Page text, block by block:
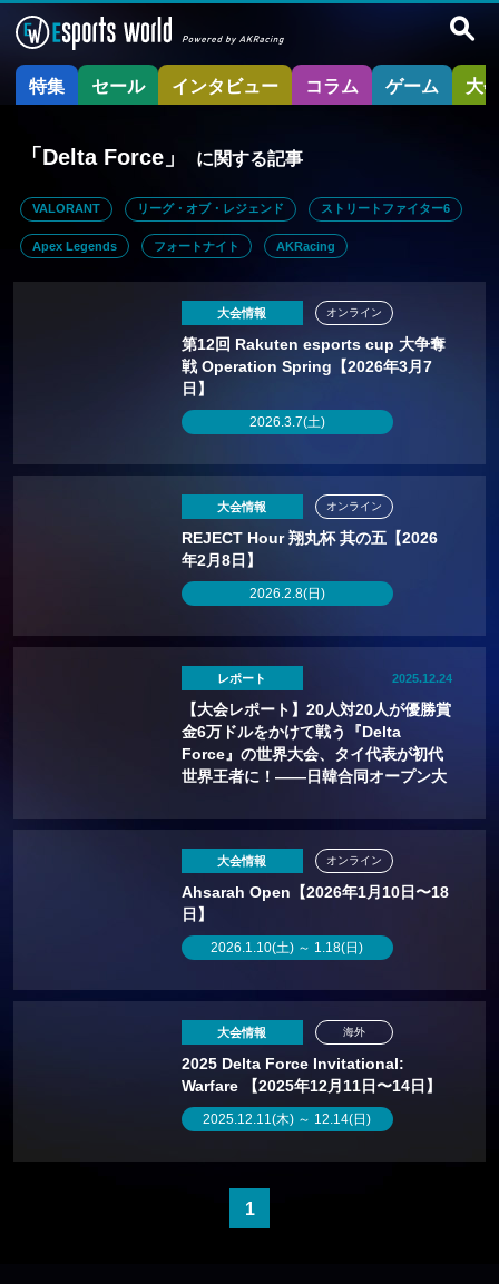
特集 セール インタビュー コラム ゲーム 大
「Delta Force」 に関する記事
VALORANT リーグ・オブ・レジェンド ストリートファイター6
Apex Legends フォートナイト AKRacing
大会情報
第12回 Rakuten esports cup 大争奪
戦 Operation Spring【2026年3月7
日】
2026.3.7(土)
オンライン
大会情報
REJECT Hour 翔丸杯 其の五【2026
年2月8日】
2026.2.8(日)
オンライン
レポート 2025.12.24
【大会レポート】20人対20人が優勝賞
金6万ドルをかけて戦う『Delta
Force』の世界大会、タイ代表が初代
世界王者に！——日韓合同オープン大
大会情報
Ahsarah Open【2026年1月10日〜18
日】
2026.1.10(土) ～ 1.18(日)
オンライン
大会情報
2025 Delta Force Invitational:
Warfare 【2025年12月11日〜14日】
2025.12.11(木) ～ 12.14(日)
海外
1